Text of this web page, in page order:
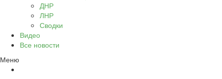
ДНР
ЛНР
Сводки
Видео
Все новости
Меню